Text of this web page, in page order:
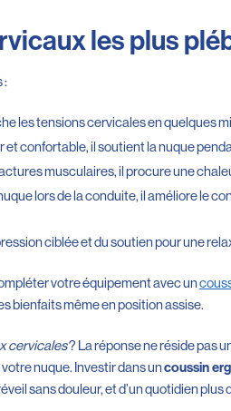
les plus
:
les tensions cervicales en quelques
et confortable, il soutient la nuque
musculaires, il procure une
lors de la conduite, il améliore le
ciblée et du soutien pour une
votre équipement avec un
bienfaits même en position assise.
cervicales? La réponse ne réside pas
nuque. Investir dans uncoussin
sans douleur, et d’un quotidien plus